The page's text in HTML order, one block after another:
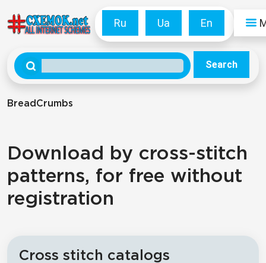
Ru Ua En
Search
BreadCrumbs
Download by cross-stitch
patterns, for free without
registration
Cross stitch catalogs